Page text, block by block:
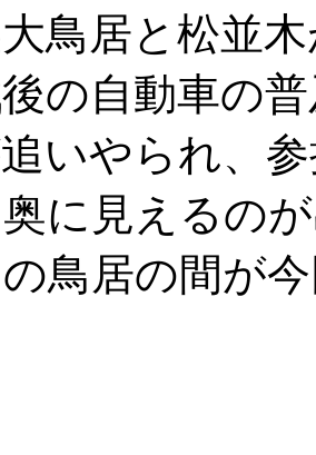
鳥居と松並
の自動車の
いやられ、
に見えるの
鳥居の間が